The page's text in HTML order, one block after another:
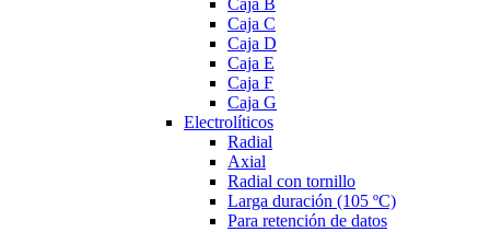
Caja C
Caja D
Caja E
Caja F
Caja G
Electrolíticos
Radial
Axial
Radial con tornillo
Larga duración (105 ºC)
Para retención de datos